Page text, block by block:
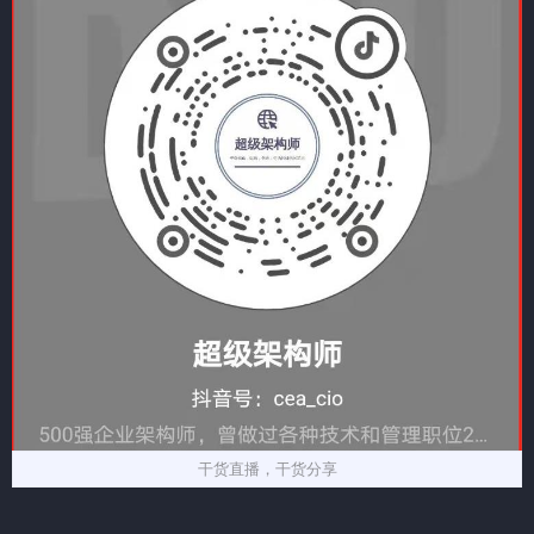
干货直播，干货分享